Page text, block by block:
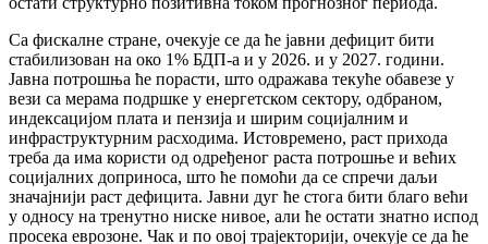
Са фискалне стране, очекује се да ће јавни дефицит бити
стабилизован на око 1% БДП-а и у 2026. и у 2027. години.
Јавна потрошња ће порасти, што одражава текуће обавезе у
вези са мерама подршке у енергетском сектору, одбраном,
индексацијом плата и пензија и ширим социјалним и
инфраструктурним расходима. Истовремено, раст прихода
треба да има користи од одређеног раста потрошње и већих
социјалних доприноса, што ће помоћи да се спречи даљи
значајнији раст дефицита. Јавни дуг ће стога бити благо већи
у односу на тренутно ниске нивое, али ће остати знатно испод
просека еврозоне. Чак и по овој трајекторији, очекује се да ће